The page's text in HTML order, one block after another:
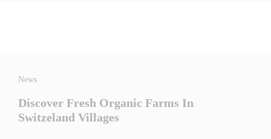
News
Discover Fresh Organic Farms In
Switzeland Villages